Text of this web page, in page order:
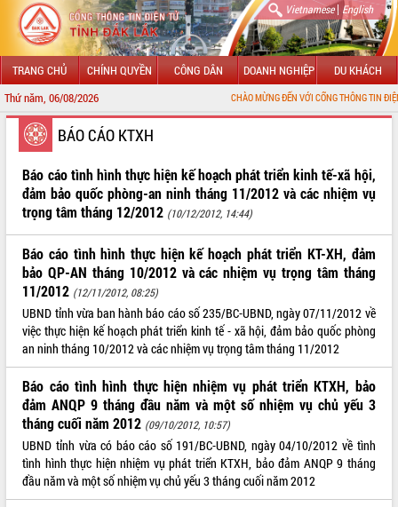
Vietnamese| English
TRANG CHỦ CHÍNH QUYỀN CÔNG DÂN DOANH NGHIỆP DU KHÁCH
Thứ năm, 06/08/2026 CHÀO MỪNG ĐẾN VỚI CỔNG THÔNG TIN ĐIỆN TỬ TỈNH
GIỚI THIỆU
LÃNH ĐẠO UBND TỈNH
TIN TỨC SỰ KIỆN
SỞ, BAN, NGÀNH
UBND CÁC XÃ, PHƯỜNG
THÔNG TIN CHỈ ĐẠO ĐIỀU HÀNH
HỆ THỐNG VĂN BẢN
VĂN BẢN HĐND TỈNH
ĐIỂM TIN VĂN BẢN
QUY HOẠCH - KẾ HOẠCH
BÁO CÁO KTXH
Báo cáo tình hình thực hiện kế hoạch phát triển kinh tế-xã hội,
đảm bảo quốc phòng-an ninh tháng 11/2012 và các nhiệm vụ
trọng tâm tháng 12/2012 (10/12/2012, 14:44)
Báo cáo tình hình thực hiện kế hoạch phát triển KT-XH, đảm
bảo QP-AN tháng 10/2012 và các nhiệm vụ trọng tâm tháng
11/2012 (12/11/2012, 08:25)
UBND tỉnh vừa ban hành báo cáo số 235/BC-UBND, ngày 07/11/2012 về
việc thực hiện kế hoạch phát triển kinh tế - xã hội, đảm bảo quốc phòng
an ninh tháng 10/2012 và các nhiệm vụ trọng tâm tháng 11/2012
Báo cáo tình hình thực hiện nhiệm vụ phát triển KTXH, bảo
đảm ANQP 9 tháng đầu năm và một số nhiệm vụ chủ yếu 3
tháng cuối năm 2012 (09/10/2012, 10:57)
UBND tỉnh vừa có báo cáo số 191/BC-UBND, ngày 04/10/2012 về tình
tình hình thực hiện nhiệm vụ phát triển KTXH, bảo đảm ANQP 9 tháng
đầu năm và một số nhiệm vụ chủ yếu 3 tháng cuối năm 2012